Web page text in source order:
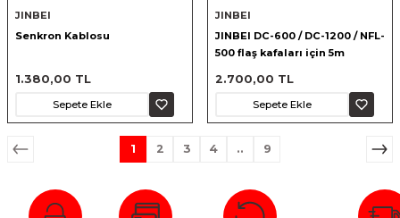
JINBEI
Senkron Kablosu
1.380,00 TL
Sepete Ekle
JINBEI
JINBEI DC-600 / DC-1200 / NFL-
500 flaş kafaları için 5m
2.700,00 TL
Sepete Ekle
1 2 3 4 .. 9